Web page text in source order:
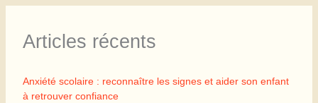
Articles récents
Anxiété scolaire : reconnaître les signes et aider son enfant
à retrouver confiance